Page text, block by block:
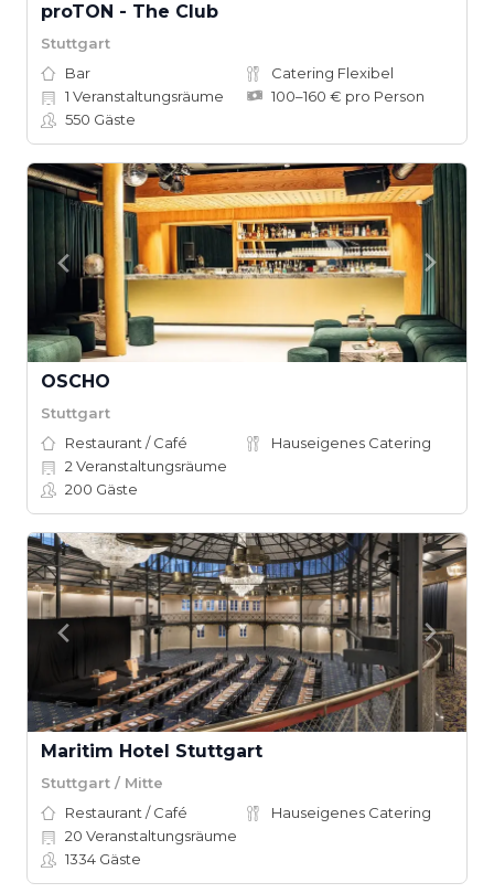
proTON - The Club
Stuttgart
Bar
Catering Flexibel
1 Veranstaltungsräume
100–160 € pro Person
550 Gäste
OSCHO
Stuttgart
Restaurant / Café
Hauseigenes Catering
2 Veranstaltungsräume
200 Gäste
Maritim Hotel Stuttgart
Stuttgart / Mitte
Restaurant / Café
Hauseigenes Catering
20 Veranstaltungsräume
1334 Gäste